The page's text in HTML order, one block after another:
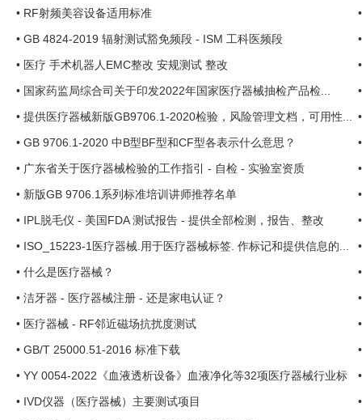
• RF射频美容设备适用标准
• GB 4824-2019 辐射测试豁免频段 - ISM 工科医频段
• 医疗 手术机器人EMC整改 安规测试 整改
• 国家药监局综合司关于印发2022年国家医疗器械抽检产品检...
• 提供医疗器械新版GB9706.1-2020检验，风险管理文档，可用性...
• GB 9706.1-2020 中B型BF型和CF型各表示什么意思？
• 广东省关于医疗器械检验的工作指引 - 自检 - 实验室资质
• 新版GB 9706.1系列标准培训讲师推荐名单
• IPL脱毛仪 - 美国FDA 测试报告 - 提供全部检测，报告、整改
• ISO_15223-1医疗器械.用于医疗器械标签. 作标记和提供信息的...
• 什么是医疗器械？
• 洁牙器 - 医疗器械注册 - 还是家电认证？
• 医疗器械 - RF邻近磁场抗扰度测试
• GB/T 25000.51-2016 标准下载
• YY 0054-2022《血液透析设备》血液净化等32项医疗器械行业标
准
• IVD仪器（医疗器械）主要测试项目